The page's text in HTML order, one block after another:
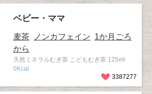
ベビー・ママ
麦茶 ノンカフェイン 1か月ごろ
から
天然ミネラルむぎ茶 こどもむぎ茶 125ml
0Kcal
3387277